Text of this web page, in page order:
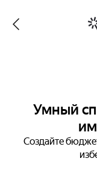
Умный
Создайте